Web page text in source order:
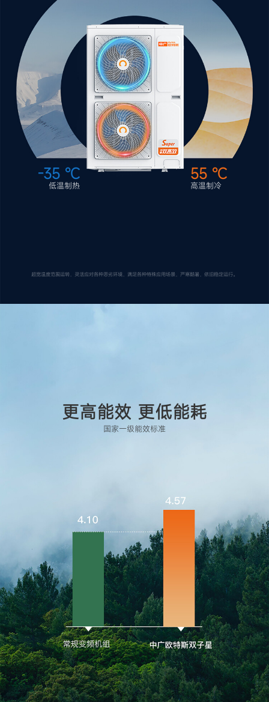
-35 ℃
低温制热
55 ℃
高温制冷
超宽温度范围运转，灵活应对各种恶劣环境，满足各种特殊应用场景，严寒酷暑，依旧稳定运行。
更高能效 更低能耗
国家一级能效标准